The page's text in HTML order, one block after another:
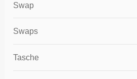
Swap
Swaps
Tasche